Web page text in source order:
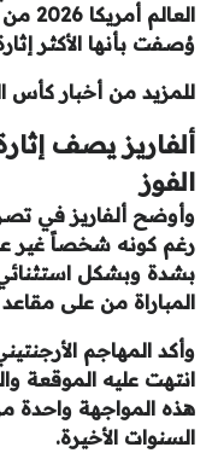
وُصفت بأنها الأكثر
للمزيد من أخبار كأس العالم 2026
ألفاريز يصف
الفوز
وأوضح ألفاريز في
رغم كونه شخصاً غير
بشدة وبشكل استثنائي
المباراة من على مقاعد
وأكد المهاجم
انتهت عليه الموقعة
هذه المواجهة واحدة
السنوات الأخيرة.